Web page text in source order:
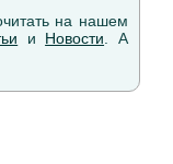
на нашем
и Новости . А